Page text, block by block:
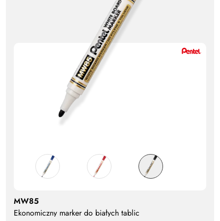
MW85
Ekonomiczny marker do białych tablic